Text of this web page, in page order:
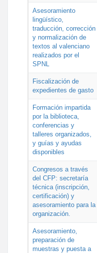
Asesoramiento
lingüístico,
traducción, corrección
y normalización de
textos al valenciano
realizados por el
SPNL
Fiscalización de
expedientes de gasto
Formación impartida
por la biblioteca,
conferencias y
talleres organizados,
y guías y ayudas
disponibles
Congresos a través
del CFP: secretaría
técnica (inscripción,
certificación) y
asesoramiento para la
organización.
Asesoramiento,
preparación de
muestras y puesta a